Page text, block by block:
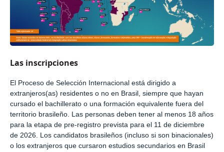
Las inscripciones
El Proceso de Selección Internacional está dirigido a
extranjeros(as) residentes o no en Brasil, siempre que hayan
cursado el bachillerato o una formación equivalente fuera del
territorio brasileño. Las personas deben tener al menos 18 años
para la etapa de pre-registro prevista para el 11 de diciembre
de 2026. Los candidatos brasileños (incluso si son binacionales)
o los extranjeros que cursaron estudios secundarios en Brasil